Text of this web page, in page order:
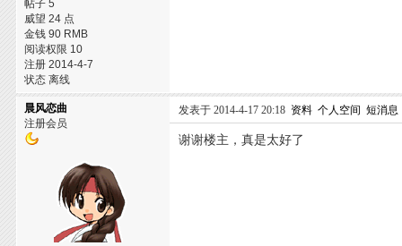
帖子 5
威望 24 点
金钱 90 RMB
阅读权限 10
注册 2014-4-7
状态 离线
晨风恋曲
注册会员
发表于 2014-4-17 20:18 资料 个人空间 短消息
谢谢楼主，真是太好了